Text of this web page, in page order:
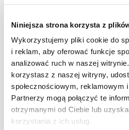
Niniejsza strona korzysta z
Wykorzystujemy pliki cookie do
i reklam, aby oferować funkcje
analizować ruch w naszej
korzystasz z naszej witryny,
społecznościowym, reklamowym
Partnerzy mogą połączyć te
otrzymanymi od Ciebie lub
korzystania z ich usług.
Narty Rossignol
171 cm
Decathlon Polska